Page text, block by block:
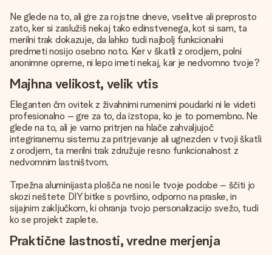
Ne glede na to, ali gre za rojstne dneve, vselitve ali preprosto
zato, ker si zaslužiš nekaj tako edinstvenega, kot si sam, ta
merilni trak dokazuje, da lahko tudi najbolj funkcionalni
predmeti nosijo osebno noto. Ker v škatli z orodjem, polni
anonimne opreme, ni lepo imeti nekaj, kar je nedvomno tvoje?
Majhna velikost, velik vtis
Eleganten črn ovitek z živahnimi rumenimi poudarki ni le videti
profesionalno – gre za to, da izstopa, ko je to pomembno. Ne
glede na to, ali je varno pritrjen na hlače zahvaljujoč
integriranemu sistemu za pritrjevanje ali ugnezden v tvoji škatli
z orodjem, ta merilni trak združuje resno funkcionalnost z
nedvomnim lastništvom.
Trpežna aluminijasta plošča ne nosi le tvoje podobe – ščiti jo
skozi neštete DIY bitke s površino, odporno na praske, in
sijajnim zaključkom, ki ohranja tvojo personalizacijo svežo, tudi
ko se projekt zaplete.
Praktične lastnosti, vredne merjenja